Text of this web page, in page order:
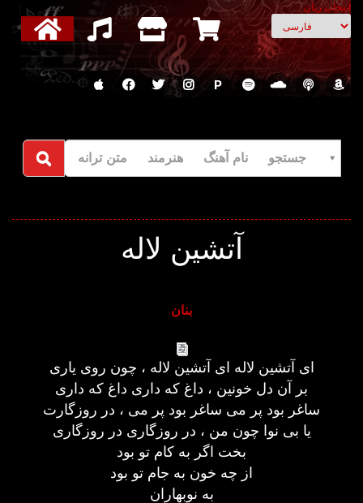
انتخاب زبان
P
جستجو نام آهنگ هنرمند متن ترانه
آتشین لاله
بنان
ای آتشین لاله ای آتشین لاله ، چون روی یاری
بر آن دل خونین ، داغ که داری داغ که داری
ساغر بود پر می ساغر بود پر می ، در روزگارت
یا بی نوا چون من ، در روزگاری در روزگاری
بخت اگر به کام تو بود
از چه خون به جام تو بود
به نوبهاران